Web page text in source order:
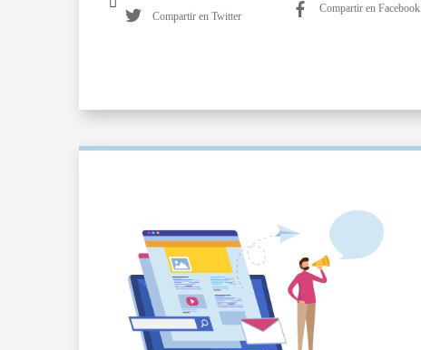
Compartir en Twitter
Compartir en Facebook